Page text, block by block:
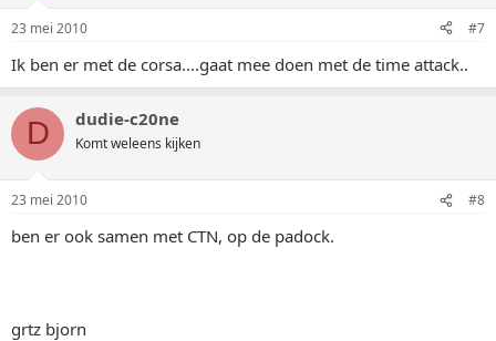
23 mei 2010 #7
Ik ben er met de corsa....gaat mee doen met de time attack..
D dudie-c20ne
Komt weleens kijken
23 mei 2010 #8
ben er ook samen met CTN, op de padock.
grtz bjorn